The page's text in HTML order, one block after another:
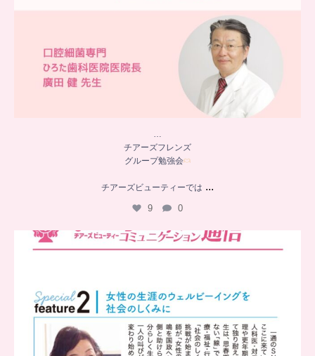
…
チアーズフレンズ
グループ勉強会
チアーズビューティーでは ...
9 0
..
8